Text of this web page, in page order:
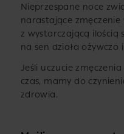
Nieprzespane noce
narastające
z wystarczającą
na sen działa
Jeśli uczucie
czas, mamy do
zdrowia.